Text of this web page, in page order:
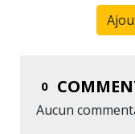
0
Aucun